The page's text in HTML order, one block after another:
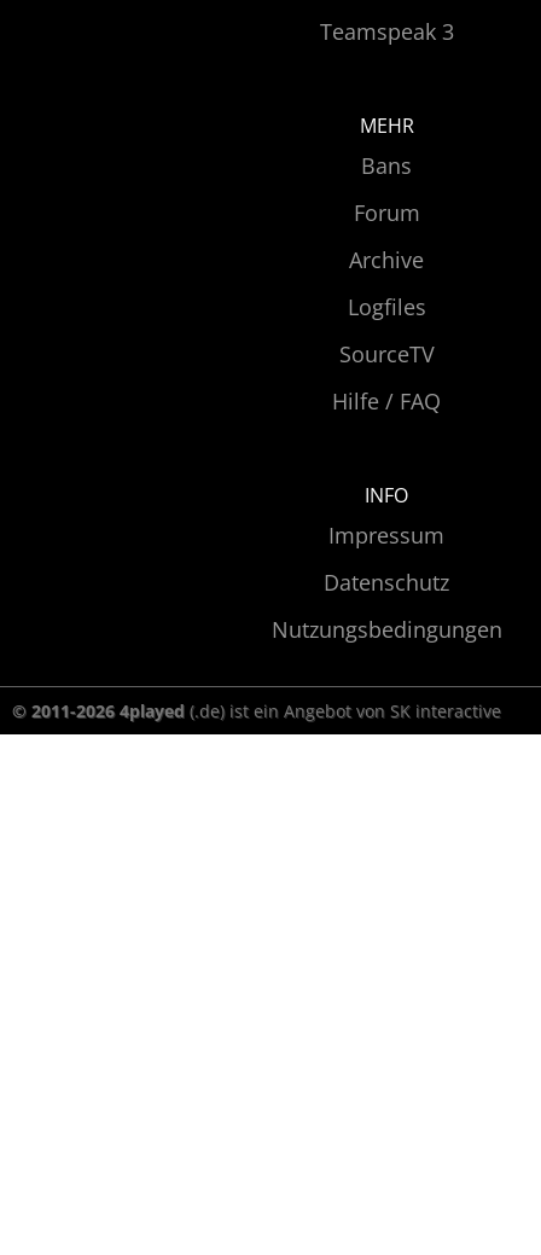
Teamspeak 3
MEHR
Bans
Forum
Archive
Logfiles
SourceTV
Hilfe / FAQ
INFO
Impressum
Datenschutz
Nutzungsbedingungen
© 2011-2026 4played (.de) ist ein Angebot von SK interactive